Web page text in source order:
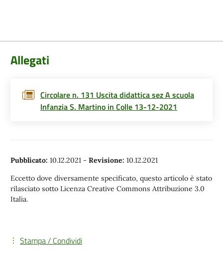
Allegati
Circolare n. 131 Uscita didattica sez A scuola
Infanzia S. Martino in Colle 13-12-2021
Pubblicato: 10.12.2021 - Revisione: 10.12.2021
Eccetto dove diversamente specificato, questo articolo è stato
rilasciato sotto Licenza Creative Commons Attribuzione 3.0
Italia.
Stampa / Condividi